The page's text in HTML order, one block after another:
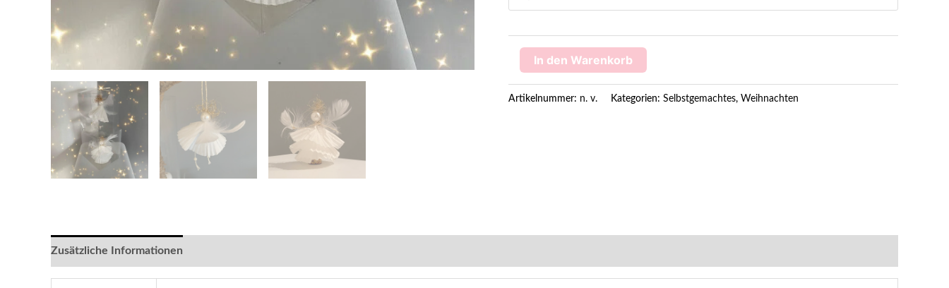
In den Warenkorb
Artikelnummer: n. v. Kategorien: Selbstgemachtes, Weihnachten
Zusätzliche Informationen